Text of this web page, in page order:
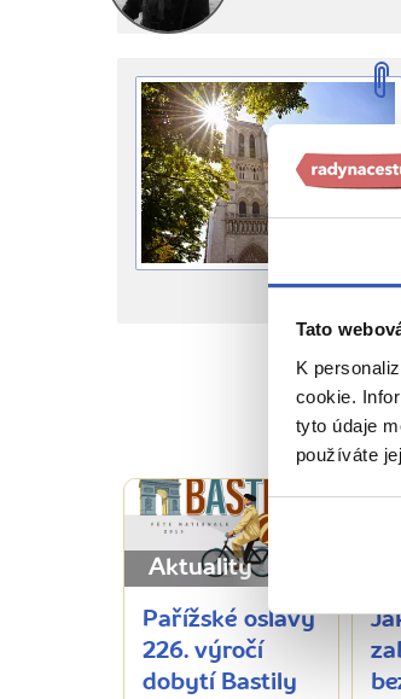
Tato
K
cookie.
tyto údaje
používáte
Aktuality
Pařížské oslavy
226. výročí
dobytí Bastily